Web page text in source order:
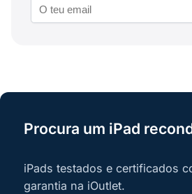
Procura um iPad
iPads testados e certificados
garantia na iOutlet.